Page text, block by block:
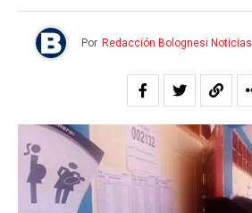
Por Redacción Bolognesi Noticias